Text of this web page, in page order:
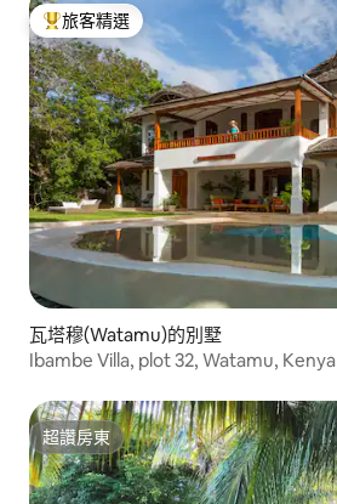
旅客精選榜首
旅客精選
瓦塔穆(Watamu)的別墅
Ibambe Villa, plot 32, Watamu, Kenya
超讚房東
超讚房東